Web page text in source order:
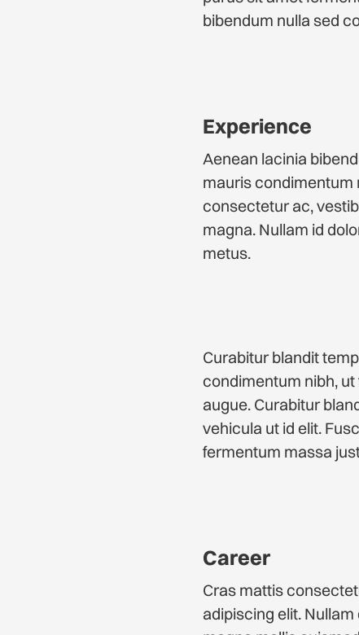
bibendum nulla sed
Experience
Aenean lacinia
mauris condimentum
consectetur ac,
magna. Nullam id
metus.
Curabitur blandit
condimentum nibh,
augue. Curabitur
vehicula ut id elit.
fermentum massa
Career
Cras mattis
adipiscing elit.